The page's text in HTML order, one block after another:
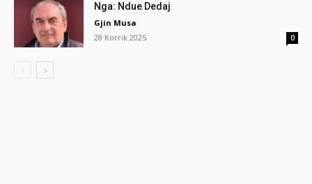
Nga: Ndue Dedaj
Gjin Musa
28 Korrik 2025
0